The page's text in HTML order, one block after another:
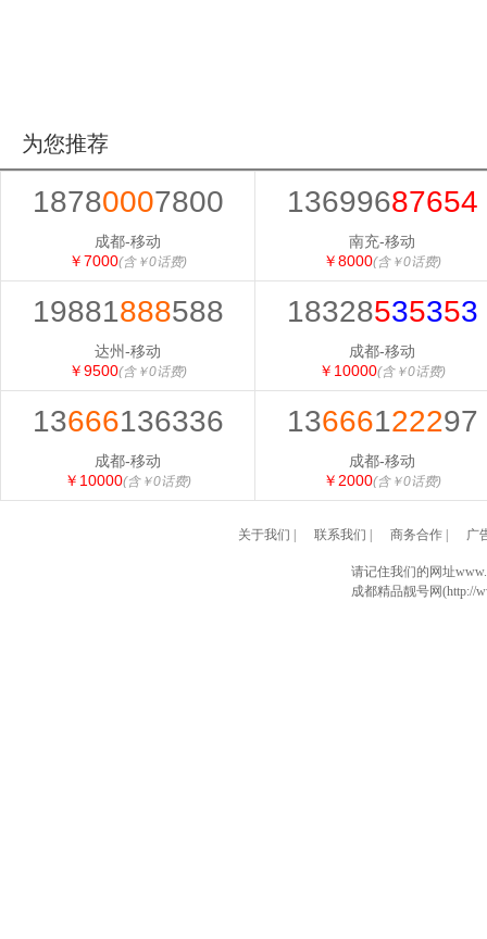
为您推荐
18780007800
成都-移动
￥7000(含￥0话费)
13699687654
南充-移动
￥8000(含￥0话费)
19881888588
达州-移动
￥9500(含￥0话费)
18328535353
成都-移动
￥10000(含￥0话费)
13666136336
成都-移动
￥10000(含￥0话费)
13666122297
成都-移动
￥2000(含￥0话费)
关于我们 联系我们 商务合作| 广
请记住我们的网址
成都精品靓号网(http://